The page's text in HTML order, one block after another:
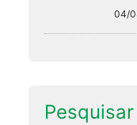
04/
Pesquisar